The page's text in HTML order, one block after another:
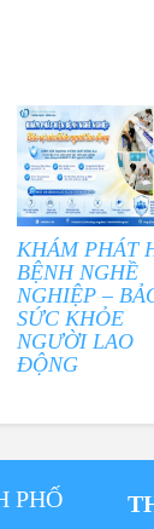
KHÁM PHÁT
BỆNH NGHỀ
NGHIỆP –
SỨC KHỎE
NGƯỜI LAO
ĐỘNG
PHỐ